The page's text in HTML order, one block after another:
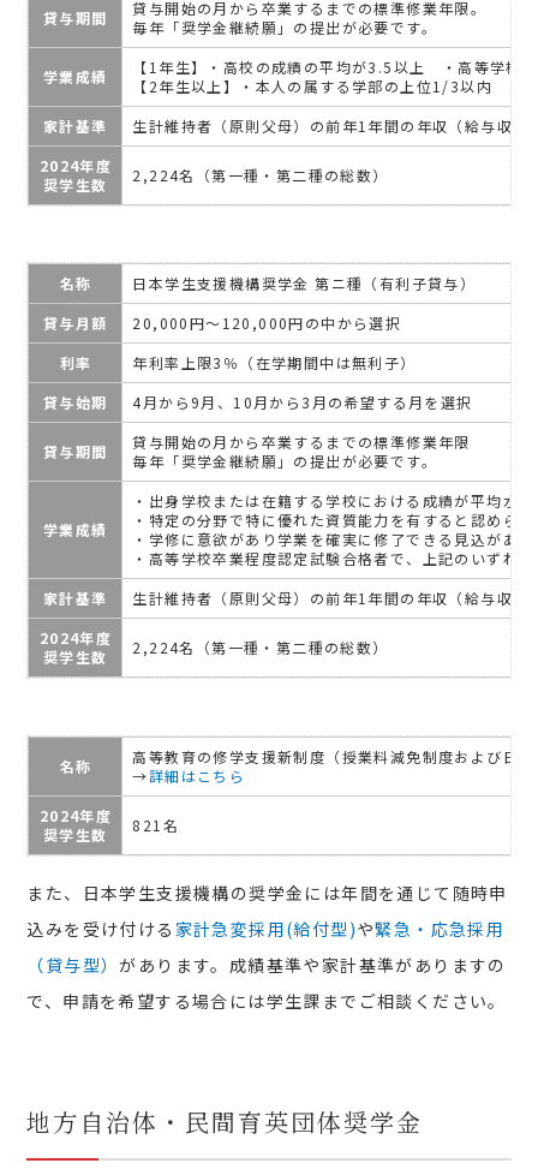
貸与期間
貸与開始の月から卒業するまでの標準修業年限。
毎年「奨学金継続願」の提出が必要です。
学業成績
【1年生】・高校の成績の平均が3.5以上 ・高等学校
【2年生以上】・本人の属する学部の上位1/3以内
家計基準
生計維持者（原則父母）の前年1年間の年収（給与収
2024年度
奨学生数
2,224名（第一種・第二種の総数）
名称
日本学生支援機構奨学金 第ニ種（有利子貸与）
貸与月額
20,000円～120,000円の中から選択
利率
年利率上限3％（在学期間中は無利子）
貸与始期
4月から9月、10月から3月の希望する月を選択
貸与期間
貸与開始の月から卒業するまでの標準修業年限
毎年「奨学金継続願」の提出が必要です。
学業成績
・出身学校または在籍する学校における成績が平均水
・特定の分野で特に優れた資質能力を有すると認めら
・学修に意欲があり学業を確実に修了できる見込があ
・高等学校卒業程度認定試験合格者で、上記のいずれ
家計基準
生計維持者（原則父母）の前年1年間の年収（給与収
2024年度
奨学生数
2,224名（第一種・第二種の総数）
名称
高等教育の修学支援新制度（授業料減免制度および日
→詳細はこちら
2024年度
奨学生数
821名
また、日本学生支援機構の奨学金には年間を通じて随時申
込みを受け付ける 家計急変採用(給付型)や緊急・応急採用
（貸与型）があります。成績基準や家計基準がありますの
で、申請を希望する場合には学生課までご相談ください。
地方自治体・民間育英団体奨学金